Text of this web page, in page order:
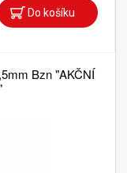
Bzn "AKČNÍ